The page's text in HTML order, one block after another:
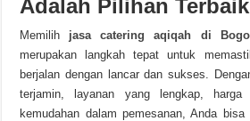
Adalah Pilihan
Memilih jasa catering aqiqah di
merupakan langkah tepat untuk
berjalan dengan lancar dan sukses.
terjamin, layanan yang lengkap,
kemudahan dalam pemesanan, Anda